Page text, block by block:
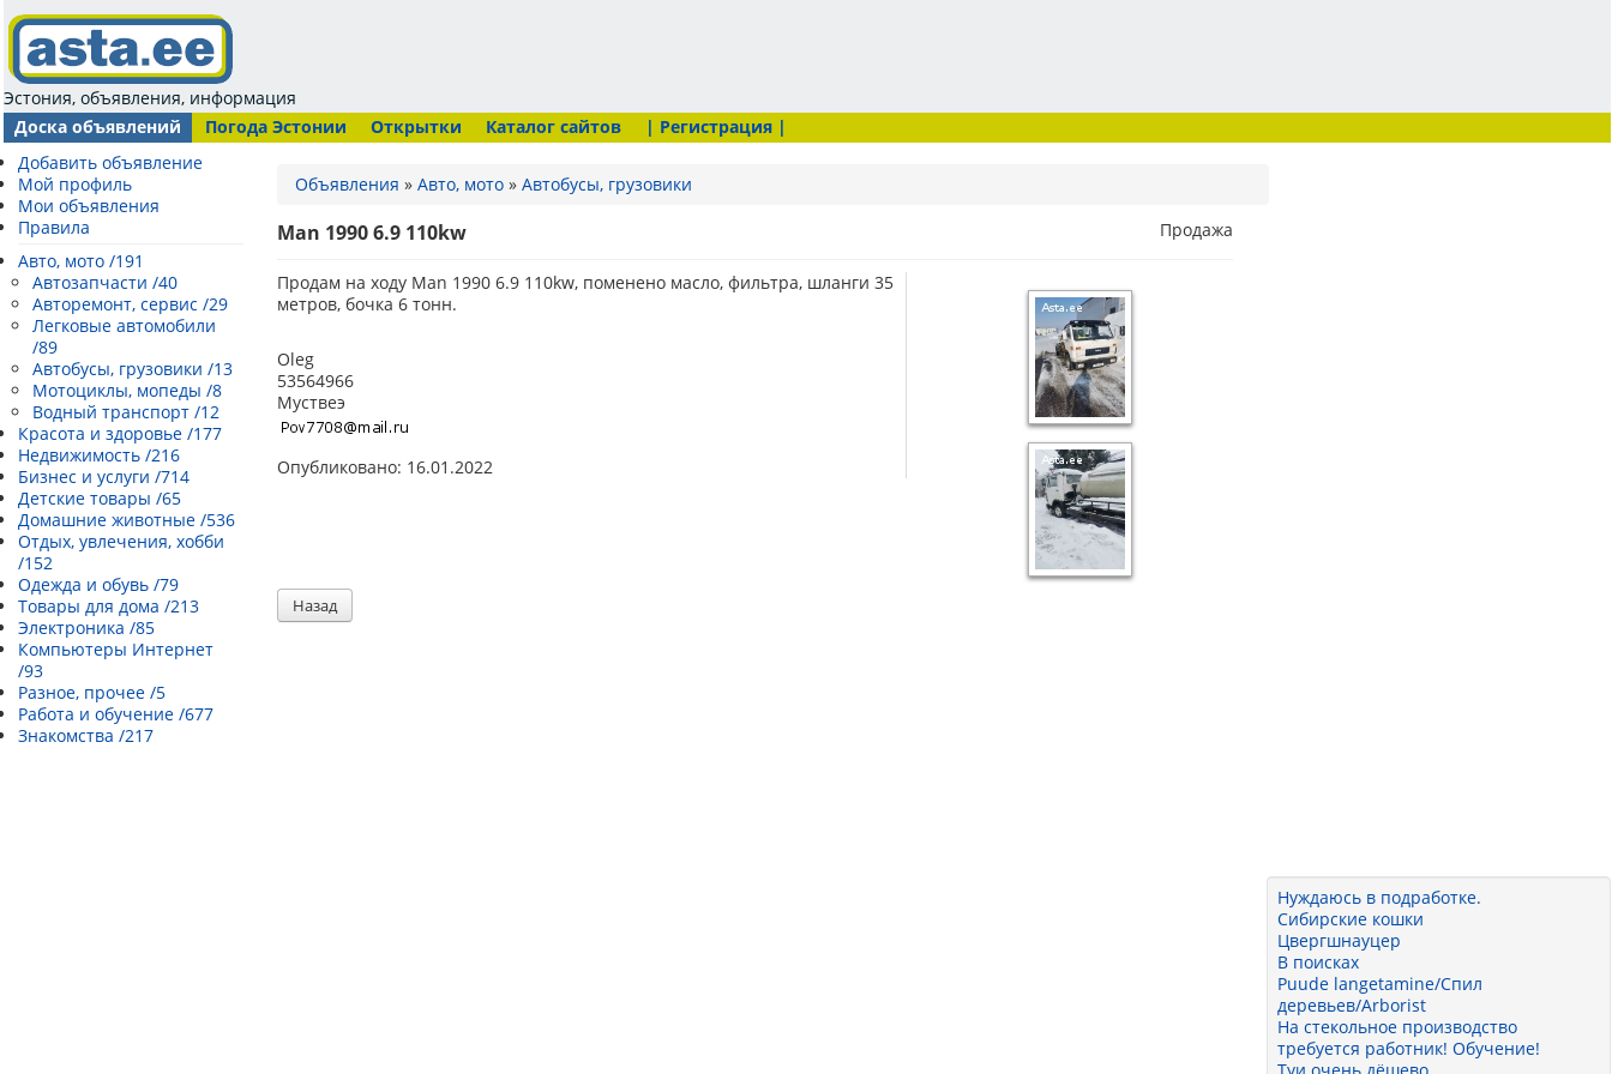
Эстония, объявления, информация
Доска объявлений
Погода Эстонии Открытки Каталог сайтов
| Регистрация |
Добавить объявление
Мой профиль
Мои объявления
Правила
Авто, мото /191
Автозапчасти /40
Авторемонт, сервис /29
Легковые автомобили
/89
Автобусы, грузовики /13
Мотоциклы, мопеды /8
Водный транспорт /12
Красота и здоровье /177
Недвижимость /216
Бизнес и услуги /714
Детские товары /65
Домашние животные /536
Отдых, увлечения, хобби
/152
Одежда и обувь /79
Товары для дома /213
Электроника /85
Компьютеры Интернет
/93
Разное, прочее /5
Работа и обучение /677
Знакомства /217
Объявления »Авто, мото »Автобусы, грузовики
Man 1990 6.9 110kw Продажа
Продам на ходу Man 1990 6.9 110kw, поменено масло, фильтра, шланги 35
метров, бочка 6 тонн.
Oleg
53564966
Муствеэ
Опубликовано: 16.01.2022
Назад
Нуждаюсь в подработке.
Сибирские кошки
Цвергшнауцер
В поисках
Puude langetamine/Спил
деревьев/Arborist
На стекольное производство
требуется работник! Обучение!